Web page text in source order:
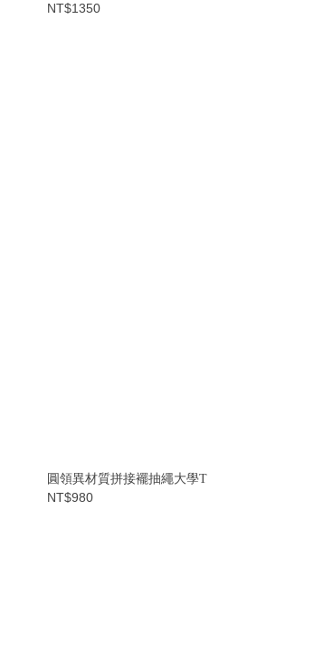
NT$1350
圓領異材質拼接襬抽繩大學T
NT$980